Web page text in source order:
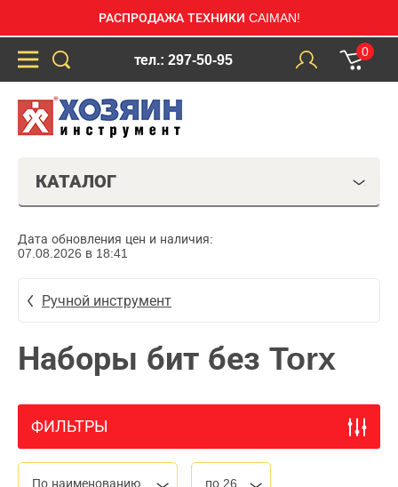
РАСПРОДАЖА ТЕХНИКИ CAIMAN!
тел.: 297-50-95
0
КАТАЛОГ
Дата обновления цен и наличия:
07.08.2026 в 18:41
Ручной инструмент
Наборы бит без Torx
ФИЛЬТРЫ
По наименованию по 26